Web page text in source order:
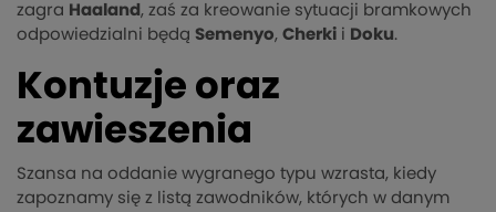
zagra Haaland , zaś za kreowanie sytuacji bramkowych
odpowiedzialni będą Semenyo, Cherki i Doku.
Kontuzje oraz
zawieszenia
Szansa na oddanie wygranego typu wzrasta, kiedy
zapoznamy się z listą zawodników, których w danym